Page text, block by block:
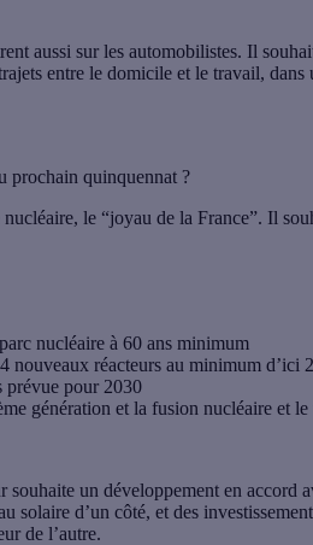
aussi sur les automobilistes. Il
entre le domicile et le travail,
prochain quinquennat ?
le “joyau de la France”. Il
nucléaire à 60 ans minimum
nouveaux réacteurs au minimum d’ici
prévue pour 2030
génération et la fusion nucléaire et
un développement en accord
solaire d’un côté, et des
de l’autre.